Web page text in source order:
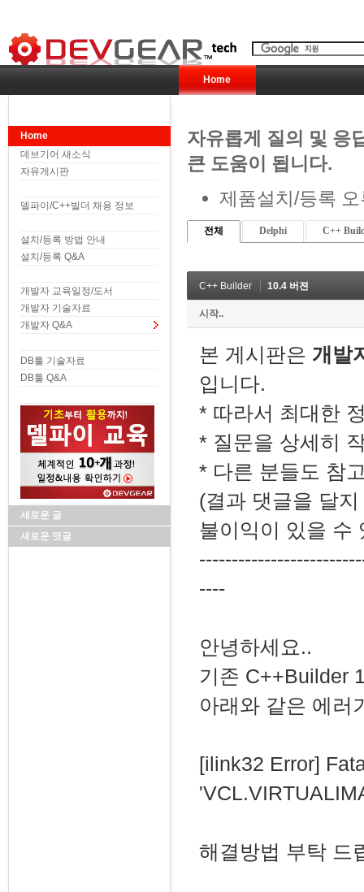
Home
Home
데브기어 새소식
자유게시판
델파이/C++빌더 채용 정보
설치/등록 방법 안내
설치/등록 Q&A
개발자 교육일정/도서
개발자 기술자료
개발자 Q&A
DB툴 기술자료
DB툴 Q&A
새로운 글
새로운 덧글
자유롭게 질의 및 응
큰 도움이 됩니다.
제품설치/등록
전체 Delphi C++
C++ Builder 10.4 버젼
시작..
본 게시판은 개발
입니다.
* 따라서 최대한
* 질문을 상세히
* 다른 분들도 참
(결과 댓글을 달
불이익이 있을 수
----
안녕하세요..
기존 C++Builder
아래와 같은 에러
[ilink32 Error]
해결방법 부탁 드